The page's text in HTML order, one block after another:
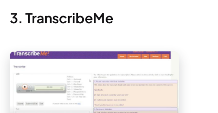
3. TranscribeMe